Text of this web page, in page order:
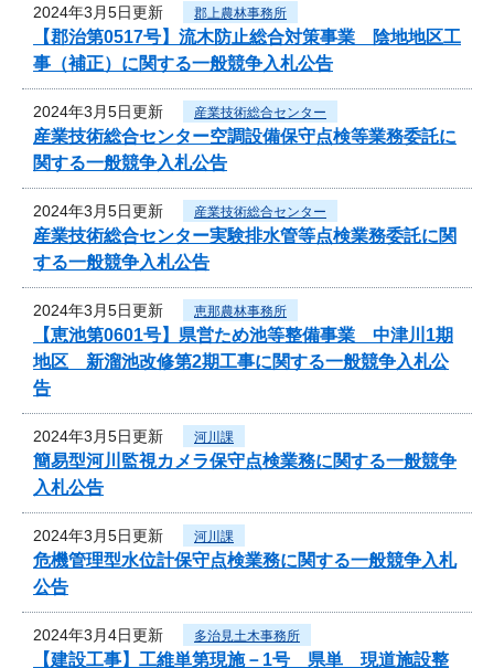
2024年3月5日更新 郡上農林事務所
【郡治第0517号】流木防止総合対策事業 陰地地区工
事（補正）に関する一般競争入札公告
2024年3月5日更新 産業技術総合センター
産業技術総合センター空調設備保守点検等業務委託に
関する一般競争入札公告
2024年3月5日更新 産業技術総合センター
産業技術総合センター実験排水管等点検業務委託に関
する一般競争入札公告
2024年3月5日更新 恵那農林事務所
【恵池第0601号】県営ため池等整備事業 中津川1期
地区 新溜池改修第2期工事に関する一般競争入札公
告
2024年3月5日更新 河川課
簡易型河川監視カメラ保守点検業務に関する一般競争
入札公告
2024年3月5日更新 河川課
危機管理型水位計保守点検業務に関する一般競争入札
公告
2024年3月4日更新 多治見土木事務所
【建設工事】工維単第現施－1号 県単 現道施設整